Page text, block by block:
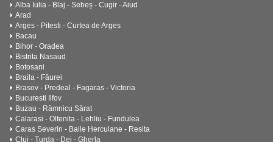
Alba Iulia - Blaj - Sebeș - Cugir - Aiud
Arad
Arges - Pitesti - Curtea de Arges
Bacau
Bihor - Oradea
Bistrita Nasaud
Botosani
Braila - Făurei
Brasov - Predeal - Fagaras - Victoria
Bucuresti Ilfov
Buzau - Râmnicu Sărat
Calarasi - Oltenita - Lehliu - Fundulea
Caras Severin - Baile Herculane - Resita
Cluj - Turda - Dej - Gherla